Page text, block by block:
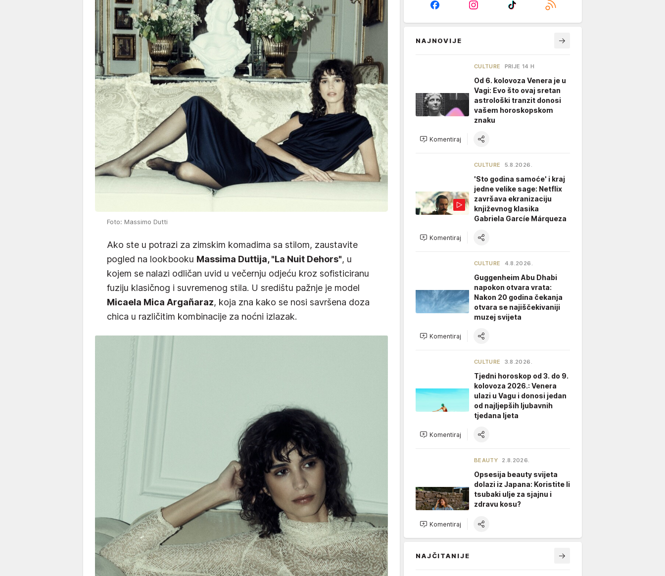
Foto: Massimo Dutti
Ako ste u potrazi za zimskim komadima sa stilom, zaustavite
pogled na lookbooku Massima Duttija, "La Nuit Dehors", u
kojem se nalazi odličan uvid u večernju odjeću kroz sofisticiranu
fuziju klasičnog i suvremenog stila. U središtu pažnje je model
Micaela Mica Argañaraz, koja zna kako se nosi savršena doza
chica u različitim kombinacije za noćni izlazak.
NAJNOVIJE
CULTURE PRIJE 14 H
Od 6. kolovoza Venera je u
Vagi: Evo što ovaj sretan
astrološki tranzit donosi
vašem horoskopskom
znaku
Komentiraj
CULTURE 5.8.2026.
'Sto godina samoće' i kraj
jedne velike sage: Netflix
završava ekranizaciju
književnog klasika
Gabriela Garcíe Márqueza
Komentiraj
CULTURE 4.8.2026.
Guggenheim Abu Dhabi
napokon otvara vrata:
Nakon 20 godina čekanja
otvara se najiščekivaniji
muzej svijeta
Komentiraj
CULTURE 3.8.2026.
Tjedni horoskop od 3. do 9.
kolovoza 2026.: Venera
ulazi u Vagu i donosi jedan
od najljepših ljubavnih
tjedana ljeta
Komentiraj
BEAUTY 2.8.2026.
Opsesija beauty svijeta
dolazi iz Japana: Koristite li
tsubaki ulje za sjajnu i
zdravu kosu?
Komentiraj
NAJČITANIJE